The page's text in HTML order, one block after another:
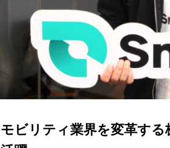
モビリティ業界を変革す